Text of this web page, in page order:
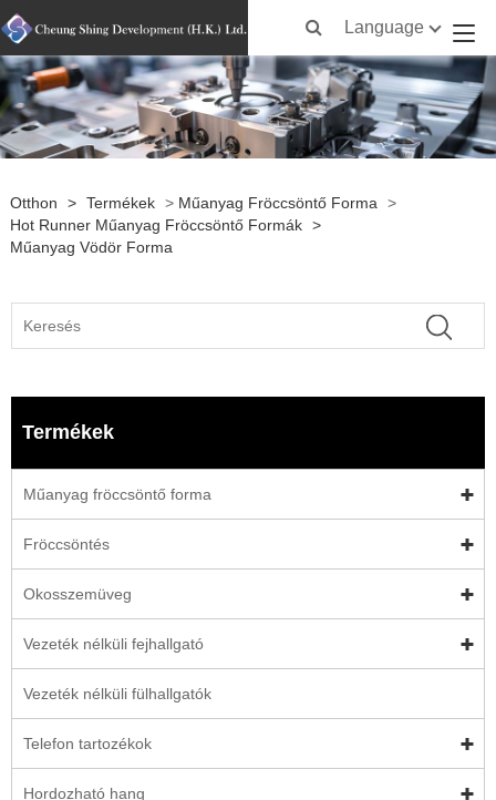
Language
Otthon > Termékek > Műanyag Fröccsöntő Forma >
Hot Runner Műanyag Fröccsöntő Formák >
Műanyag Vödör Forma
Termékek
Műanyag fröccsöntő forma
Fröccsöntés
Okosszemüveg
Vezeték nélküli fejhallgató
Vezeték nélküli fülhallgatók
Telefon tartozékok
Hordozható hang